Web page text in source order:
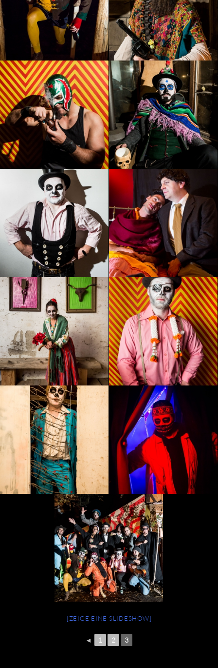
[ZEIGE EINE SLIDESHOW]
◄ 1 2 3